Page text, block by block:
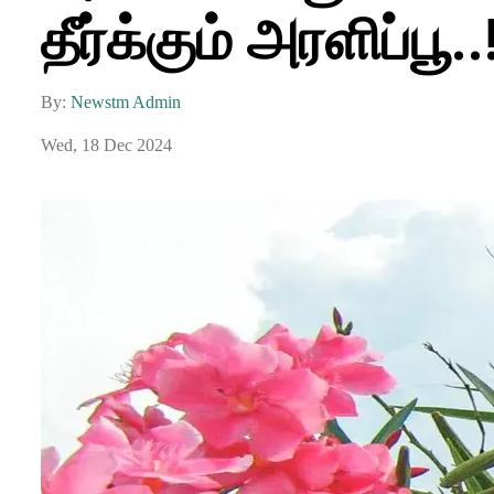
தீர்க்கும்
By: Newstm Admin
Wed, 18 Dec 2024